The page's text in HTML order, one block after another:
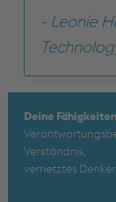
- Leonie
Deine Fähigkeiten
Verständnis,
vernetztes